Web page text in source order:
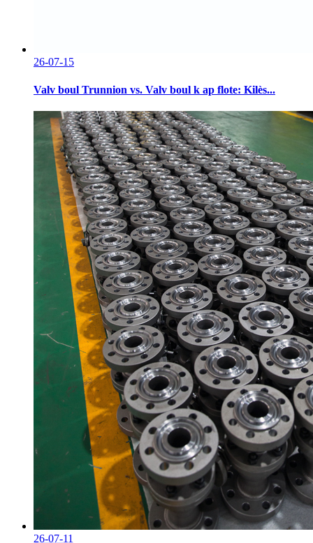
26-07-15
Valv boul Trunnion vs. Valv boul k ap flote: Kilès...
26-07-11